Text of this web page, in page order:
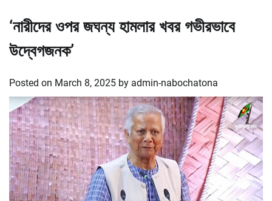
‘নারীদের ওপর জঘন্য হামলার খবর গভীরভাবে
উদ্বেগজনক’
Posted on March 8, 2025 by admin-nabochatona